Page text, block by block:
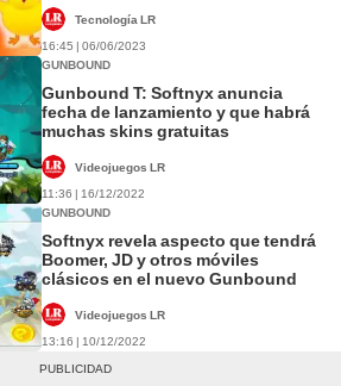
Tecnología LR
16:45 | 06/06/2023
GUNBOUND
Gunbound T: Softnyx anuncia
fecha de lanzamiento y que habrá
muchas skins gratuitas
Videojuegos LR
11:36 | 16/12/2022
GUNBOUND
Softnyx revela aspecto que tendrá
Boomer, JD y otros móviles
clásicos en el nuevo Gunbound
Videojuegos LR
13:16 | 10/12/2022